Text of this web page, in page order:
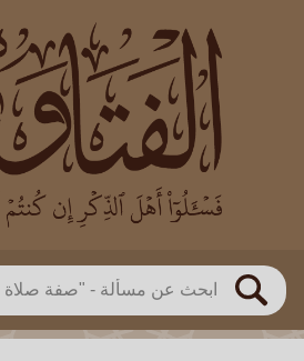
بحث
العالم
بن باز
بن العثيمين
اللجنة الدائمة